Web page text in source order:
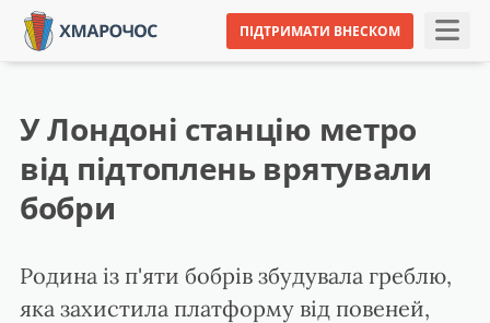
ПІДТРИМАТИ ВНЕСКОМ
У Лондоні станцію метро
від підтоплень врятували
бобри
Родина із п'яти бобрів збудувала греблю,
яка захистила платформу від повеней,